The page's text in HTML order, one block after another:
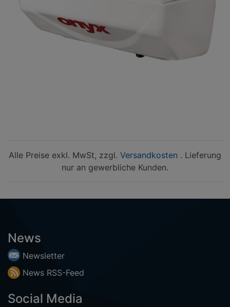
Alle Preise exkl. MwSt, zzgl. Versandkosten . Lieferung
nur an gewerbliche Kunden.
News
Newsletter
News RSS-Feed
Social Media